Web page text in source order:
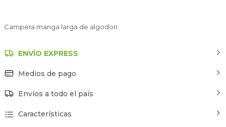
Campera manga larga de algodon
ENVÍO EXPRESS
Medios de pago
Envíos a todo el país
Características